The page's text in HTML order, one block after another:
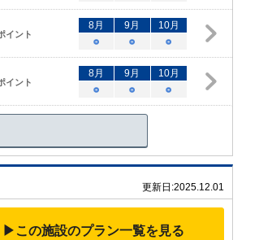
イント
8月 9月 10月
○
○ ○
イント
8月 9月 10月
○
○ ○
更新日:2025.12.01
▶この施設のプラン一覧を見る